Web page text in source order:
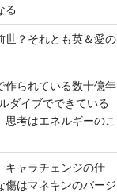
る
世？それとも英＆愛の
作られている数十億年
ダイブでできている
考はエネルギーのこ
キャラチェンジの仕
傷はマネキンのバージ